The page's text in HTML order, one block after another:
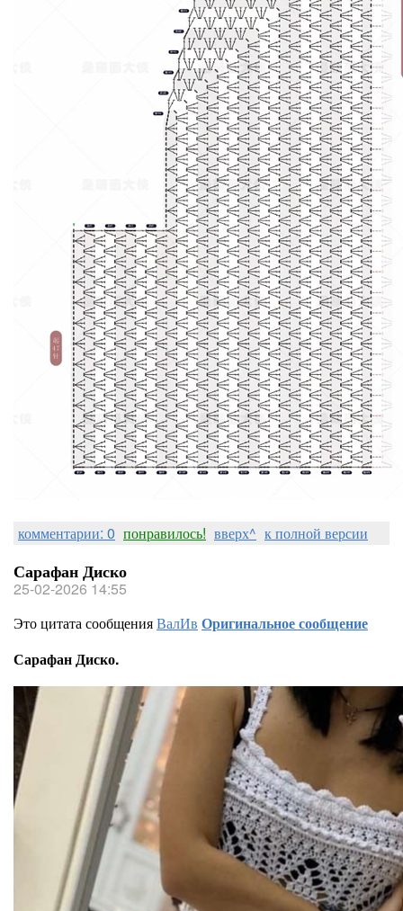
комментарии: 0 понравилось! вверх^ к полной версии
Сарафан Диско
25-02-2026 14:55
Это цитата сообщенияВалИв Оригинальное сообщение
Сарафан Диско.